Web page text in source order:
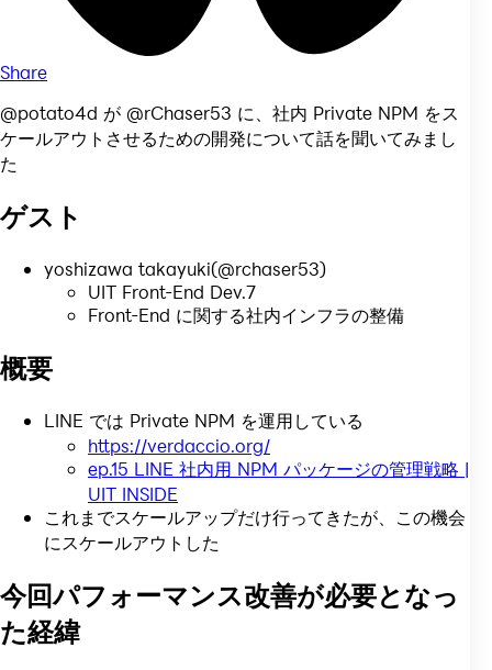
Share
@potato4d が @rChaser53 に、社内 Private NPM をス
ケールアウトさせるための開発について話を聞いてみまし
た
ゲスト
yoshizawa takayuki(@rchaser53)
UIT Front-End Dev.7
Front-End に関する社内インフラの整備
概要
LINE では Private NPM を運用している
https://verdaccio.org/
ep.15 LINE 社内用 NPM パッケージの管理戦略 |
UIT INSIDE
これまでスケールアップだけ行ってきたが、この機会
にスケールアウトした
今回パフォーマンス改善が必要となっ
た経緯